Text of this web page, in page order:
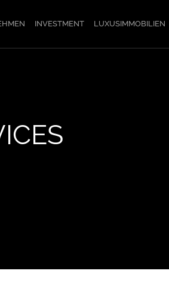
INVESTMENT LUXUSIMMOBILIEN